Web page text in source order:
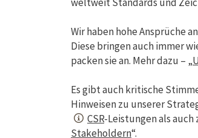
Wir haben hohe Ansprüche
Diese bringen auch immer
packen sie an. Mehr dazu – „
Es gibt auch kritische
Hinweisen zu unserer
CSR-Leistungen als auch
Stakeholdern“.